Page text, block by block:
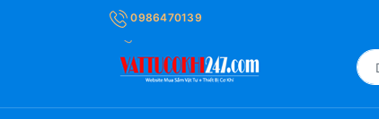
0986470139